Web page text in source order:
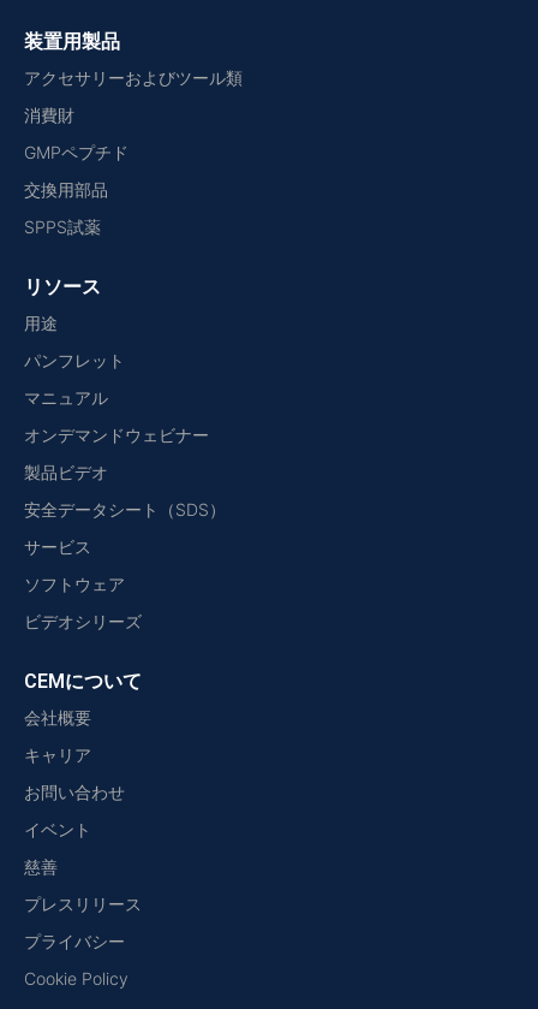
装置用製品
アクセサリーおよびツール類
消費財
GMPペプチド
交換用部品
SPPS試薬
リソース
用途
パンフレット
マニュアル
オンデマンドウェビナー
製品ビデオ
安全データシート（SDS）
サービス
ソフトウェア
ビデオシリーズ
CEMについて
会社概要
キャリア
お問い合わせ
イベント
慈善
プレスリリース
プライバシー
Cookie Policy